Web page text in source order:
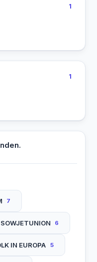
1
1
7
6
IN EUROPA 5